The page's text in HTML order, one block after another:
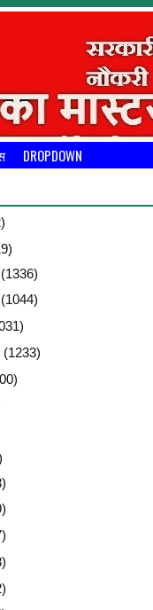
DROPDOWN
(1336)
(1044)
(1233)